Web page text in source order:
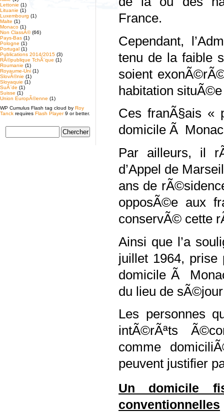
Lettonie (1)
Lituanie (1)
Luxembourg (1)
Malte (1)
Monaco (1)
Non ClassÃ©(66)
Pays-Bas (1)
Pologne (1)
Portugal (1)
Publications 2014/2015 (3)
RÃ©publique TchÃ¨que (1)
Roumanie (1)
Royaume-Uni (1)
SlovÃ©nie (1)
Slovaquie (1)
SuÃ¨de (1)
Suisse (1)
Union EuropÃ©enne (1)
WP Cumulus Flash tag cloud by Roy
Tanck requires Flash Player9 or better.
France.
Cependant,
tenu de la faible
soient
habitation
Ces franÃ§ais «
domicile Ã
Par ailleurs, il
d’Appel de
ans de
opposÃ©e aux
conservÃ© cette
Ainsi que l’a
juillet 1964, prise
domicile Ã
du lieu de
Les personnes
intÃ©rÃªts
comme
peuvent justifier
Un domicile
conventionnelles